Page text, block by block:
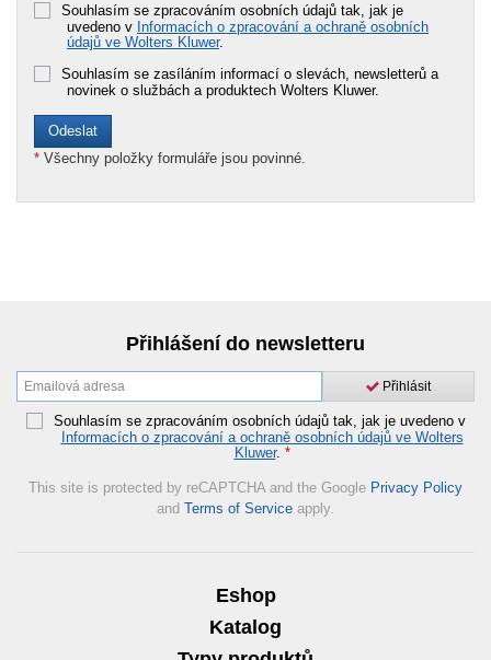
Souhlasím se zpracováním osobních údajů tak, jak je
uvedeno v Informacích o zpracování a ochraně osobních
údajů ve Wolters Kluwer.
Souhlasím se zasíláním informací o slevách, newsletterů a
novinek o službách a produktech Wolters Kluwer.
* Všechny položky formuláře jsou povinné.
Přihlášení do newsletteru
Přihlásit
Souhlasím se zpracováním osobních údajů tak, jak je uvedeno v
Informacích o zpracování a ochraně osobních údajů ve Wolters
Kluwer. *
This site is protected by reCAPTCHA and the Google Privacy Policy
and Terms of Service apply.
Eshop
Katalog